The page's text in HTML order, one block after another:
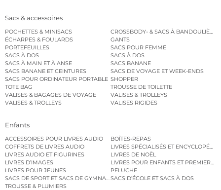
Sacs & accessoires
POCHETTES & MINISACS
CROSSBODY- & SACS À BANDOULIÈRE
ÉCHARPES & FOULARDS
GANTS
PORTEFEUILLES
SACS POUR FEMME
SACS À DOS
SACS À DOS
SACS À MAIN ET À ANSE
SACS BANANE
SACS BANANE ET CEINTURES
SACS DE VOYAGE ET WEEK-ENDS
SACS POUR ORDINATEUR PORTABLE SHOPPER
TOTE BAG
TROUSSE DE TOILETTE
VALISES & BAGAGES DE VOYAGE
VALISES & TROLLEYS
VALISES & TROLLEYS
VALISES RIGIDES
Enfants
ACCESSOIRES POUR LIVRES AUDIO
BOÎTES-REPAS
COFFRETS DE LIVRES AUDIO
LIVRES SPÉCIALISÉS ET
LIVRES AUDIO ET FIGURINES
LIVRES DE NOËL
LIVRES D’IMAGES
LIVRES POUR ENFANTS ET PREMIERS
LIVRES POUR JEUNES
PELUCHE
SACS DE SPORT ET SACS DE GYMNASTIQUESACS D’ÉCOLE ET SACS À DOS
TROUSSE & PLUMIERS